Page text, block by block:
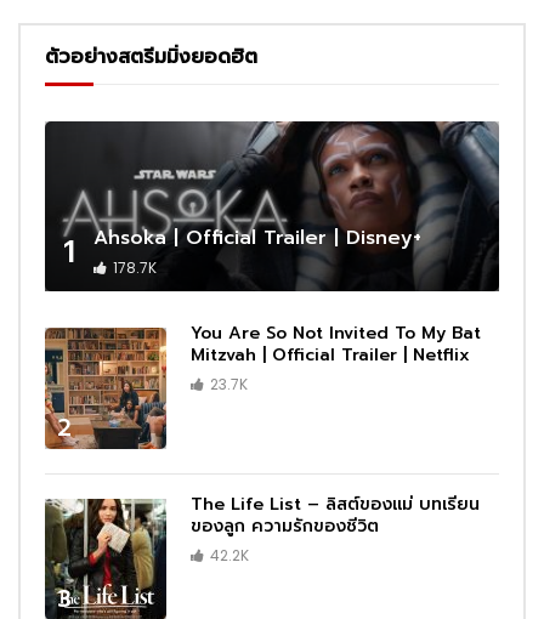
ตัวอย่างสตรีมมิ่งยอดฮิต
1 Ahsoka | Official Trailer | Disney+
178.7K
2
You Are So Not Invited To My Bat
Mitzvah | Official Trailer | Netflix
23.7K
3
The Life List – ลิสต์ของแม่ บทเรียน
ของลูก ความรักของชีวิต
42.2K